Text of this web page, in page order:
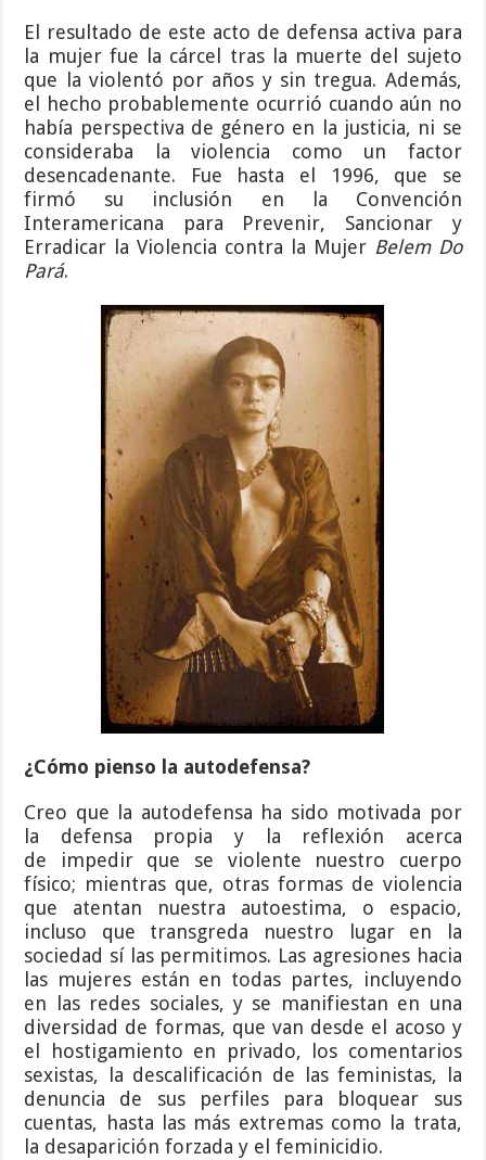
El resultado de este acto de defensa activa para
la mujer fue la cárcel tras la muerte del sujeto
que la violentó por años y sin tregua. Además,
el hecho probablemente ocurrió cuando aún no
había perspectiva de género en la justicia, ni se
consideraba la violencia como un factor
desencadenante. Fue hasta el 1996, que se
firmó su inclusión en la Convención
Interamericana para Prevenir, Sancionar y
Erradicar la Violencia contra la Mujer Belem Do
Pará.
¿Cómo pienso la autodefensa?
Creo que la autodefensa ha sido motivada por
la defensa propia y la reflexión acerca
de impedir que se violente nuestro cuerpo
físico; mientras que, otras formas de violencia
que atentan nuestra autoestima, o espacio,
incluso que transgreda nuestro lugar en la
sociedad sí las permitimos. Las agresiones hacia
las mujeres están en todas partes, incluyendo
en las redes sociales, y se manifiestan en una
diversidad de formas, que van desde el acoso y
el hostigamiento en privado, los comentarios
sexistas, la descalificación de las feministas, la
denuncia de sus perfiles para bloquear sus
cuentas, hasta las más extremas como la trata,
la desaparición forzada y el feminicidio.